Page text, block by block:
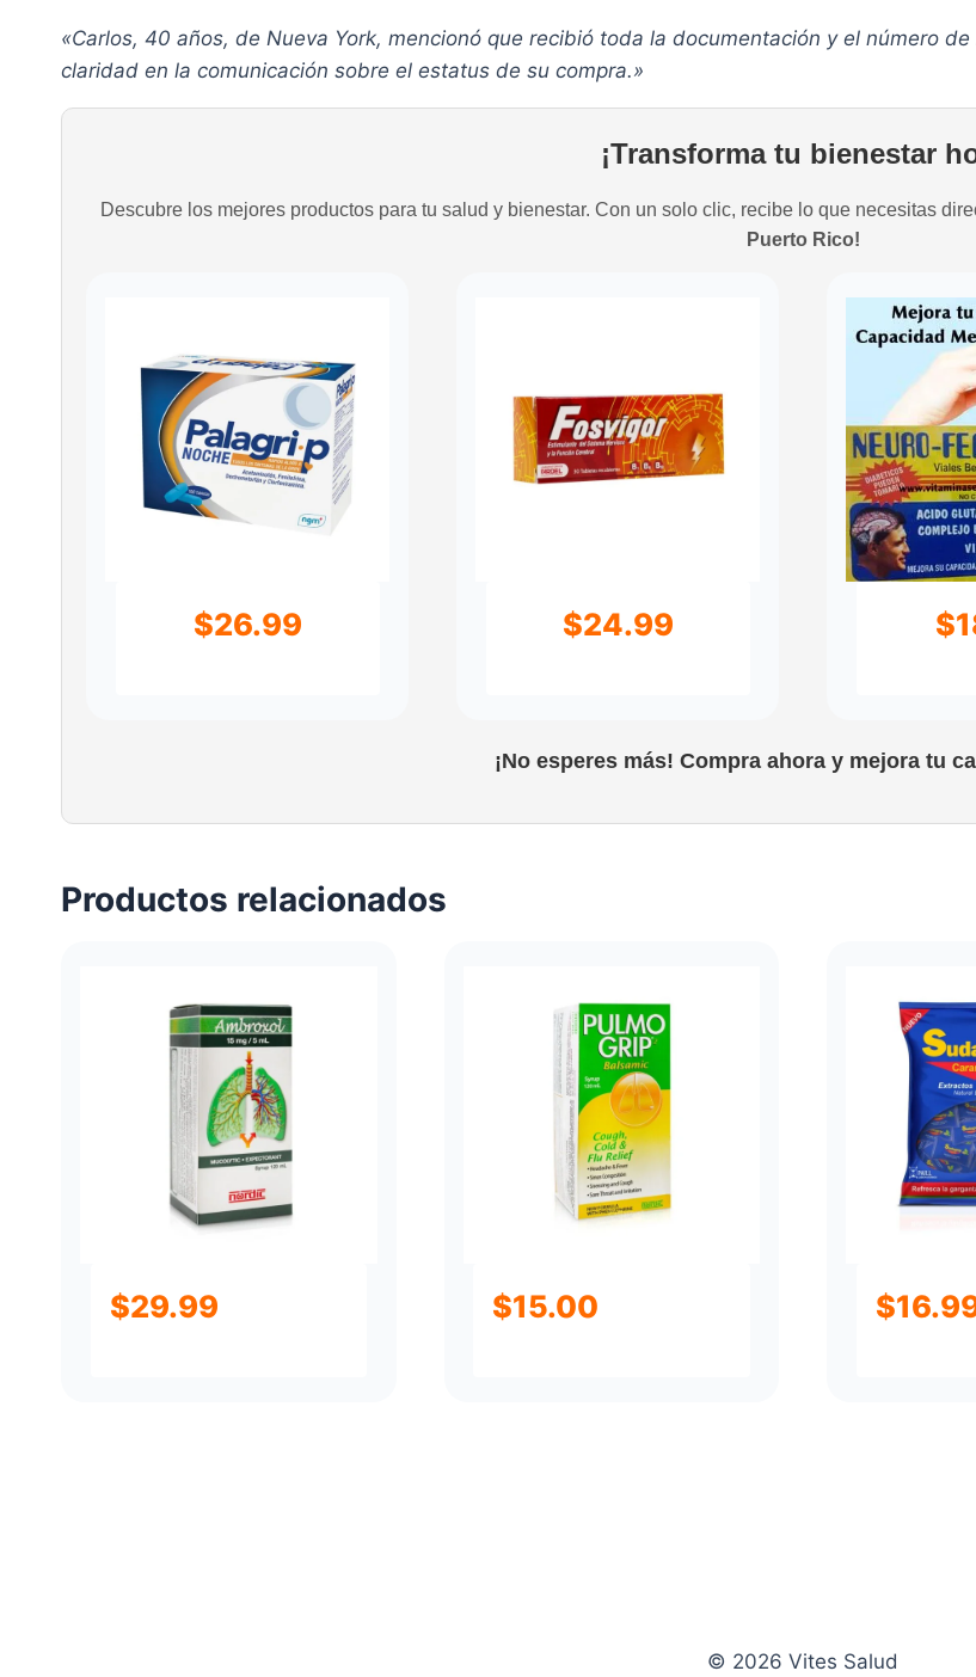
«Carlos, 40 años, de Nueva York, mencionó que recibió toda la documentación y el número
claridad en la comunicación sobre el estatus de su compra.»
¡Transforma tu bienestar
Descubre los mejores productos para tu salud y bienestar. Con un solo clic, recibe lo que necesitas
Puerto Rico!
$26.99 $24.99 $
¡No esperes más! Compra ahora y mejora tu
Productos relacionados
$29.99 $15.00 $
© 2026 Vites Salud